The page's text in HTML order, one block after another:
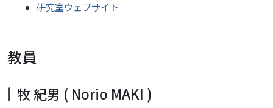
研究室ウェブサイト
教員
牧 紀男 ( Norio MAKI )